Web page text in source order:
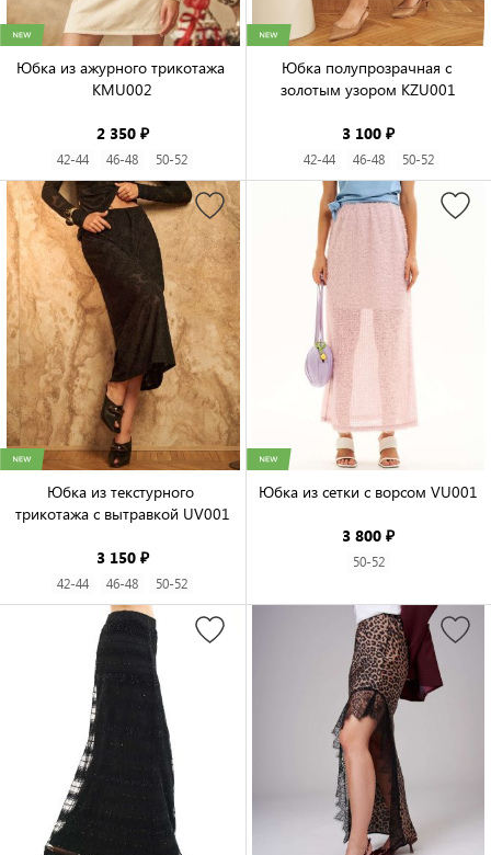
Юбка из ажурного трикотажа
KMU002
2 350 ₽
42-44 46-48 50-52
Юбка полупрозрачная с
золотым узором KZU001
3 100 ₽
42-44 46-48 50-52
Юбка из текстурного
трикотажа с вытравкой UV001
3 150 ₽
42-44 46-48 50-52
Юбка из сетки с ворсом VU001
3 800 ₽
50-52